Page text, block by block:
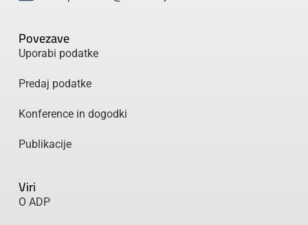
Povezave
Uporabi podatke
Predaj podatke
Konference in dogodki
Publikacije
Viri
O ADP